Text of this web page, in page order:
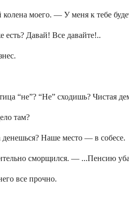
моего. — У меня к тебе
есть? Давай! Все давайте!..
“не”? “Не” сходишь? Чистая
там?
Наше место — в собесе.
сморщился. — ...Пенсию
все прочно.